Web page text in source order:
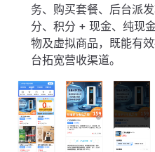
务、购买套餐、后台派
分、积分 + 现金、纯现
物及虚拟商品，既能有
台拓宽营收渠道。